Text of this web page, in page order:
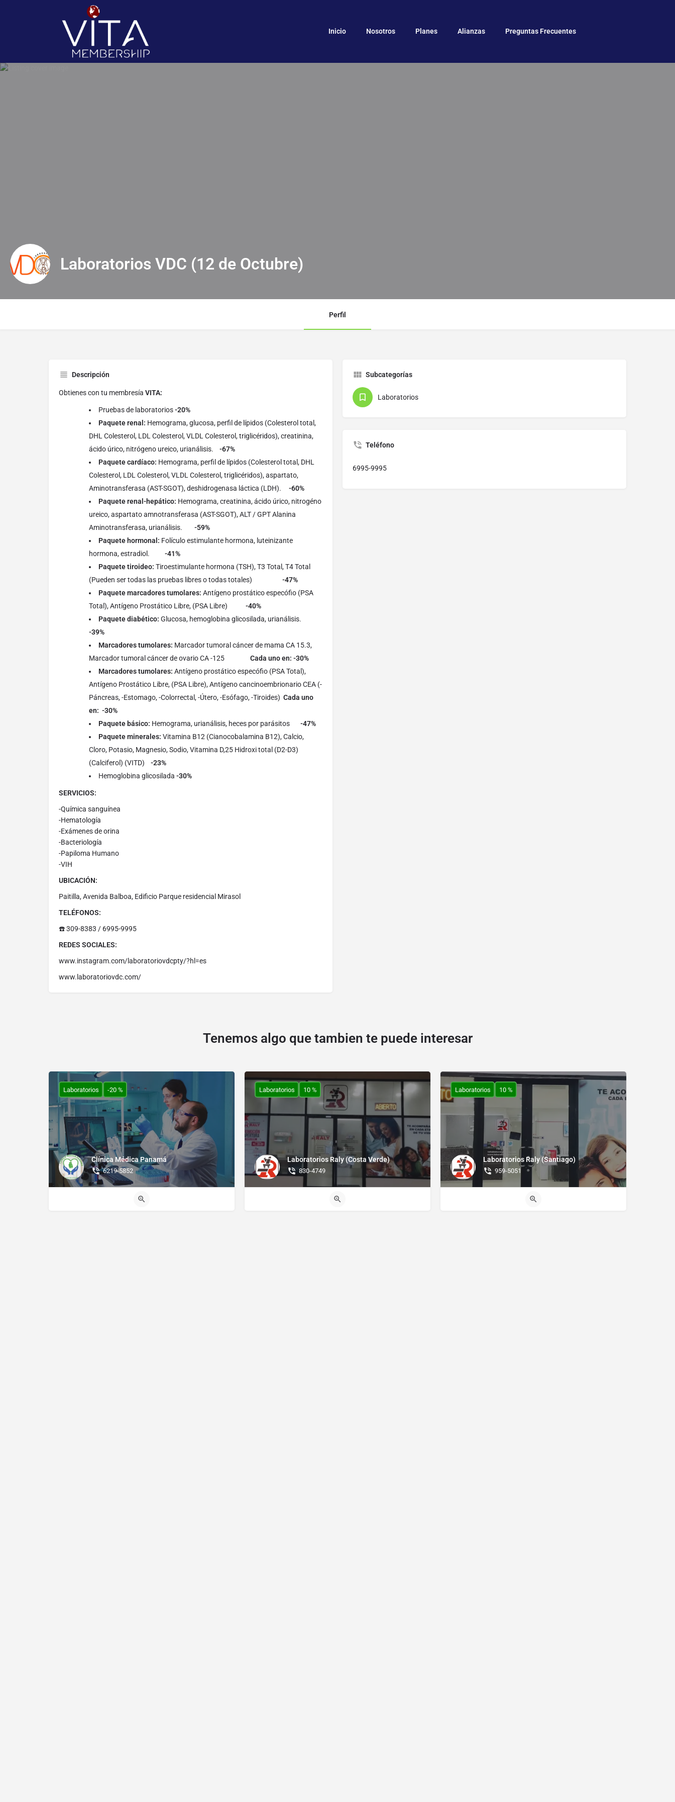
Inicio Nosotros Planes Alianzas Preguntas Frecuentes
Laboratorios VDC (12 de Octubre)
Perfil
Descripción
Obtienes con tu membresía VITA:
Pruebas de laboratorios-20%
Paquete renal: Hemograma, glucosa, perfil de lípidos (Colesterol total,
DHL Colesterol, LDL Colesterol, VLDL Colesterol, triglicéridos), creatinina,
ácido úrico, nitrógeno ureico, urianálisis. -67%
Paquete cardíaco: Hemograma, perfil de lípidos (Colesterol total, DHL
Colesterol, LDL Colesterol, VLDL Colesterol, triglicéridos), aspartato,
Aminotransferasa (AST-SGOT), deshidrogenasa láctica (LDH). -60%
Paquete renal-hepático: Hemograma, creatinina, ácido úrico, nitrogéno
ureico, aspartato amnotransferasa (AST-SGOT), ALT / GPT Alanina
Aminotransferasa, urianálisis.
-59%
Paquete hormonal: Folículo estimulante hormona, luteinizante
hormona, estradiol.
-41%
Paquete tiroideo: Tiroestimulante hormona (TSH), T3 Total, T4 Total
(Pueden ser todas las pruebas libres o todas totales)
-47%
Paquete marcadores tumolares: Antígeno prostático especófio (PSA
Total), Antígeno Prostático Libre, (PSA Libre) -40%
Paquete diabético: Glucosa, hemoglobina glicosilada, urianálisis.
-39%
Marcadores tumolares: Marcador tumoral cáncer de mama CA 15.3,
Marcador tumoral cáncer de ovario CA -125 Cada uno en: -30%
Marcadores tumolares: Antígeno prostático especófio (PSA Total),
Antígeno Prostático Libre, (PSA Libre), Antígeno cancinoembrionario CEA (-
Páncreas, -Estomago, -Colorrectal, -Útero, -Esófago, -Tiroides) Cada uno
en: -30%
Paquete básico: Hemograma, urianálisis, heces por parásitos
-47%
Paquete minerales: Vitamina B12 (Cianocobalamina B12), Calcio,
Cloro, Potasio, Magnesio, Sodio, Vitamina D,25 Hidroxi total (D2-D3)
(Calciferol) (VITD)
-23%
Hemoglobina glicosilada -30%
SERVICIOS:
-Química sanguínea
-Hematología
-Exámenes de orina
-Bacteriología
-Papiloma Humano
-VIH
UBICACIÓN:
Paitilla, Avenida Balboa, Edificio Parque residencial Mirasol
TELÉFONOS:
☎️ 309-8383 / 6995-9995
REDES SOCIALES:
www.instagram.com/laboratoriovdcpty/?hl=es
www.laboratoriovdc.com/
Subcategorías
Laboratorios
Teléfono
6995-9995
Tenemos algo que tambien te puede interesar
Clínica Médica Panamá
6219-5852
Laboratorios -20 %
Laboratorios Raly (Costa Verde)
830-4749
Laboratorios 10 %
Laboratorios Raly (Santiago)
959-5051
Laboratorios 10 %